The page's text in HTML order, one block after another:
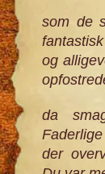
som de
og
da
der